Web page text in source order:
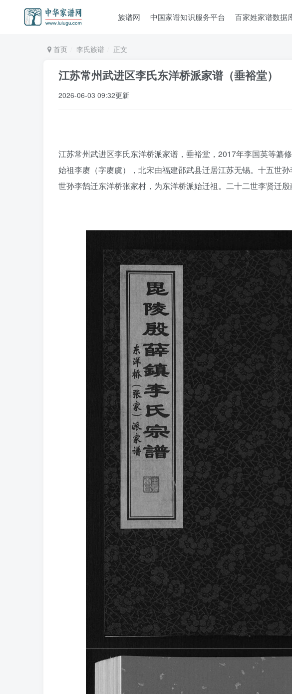
族谱网 中国家谱知识服务平台 百家姓家谱数据
首页 李氏族谱 正文
江苏常州武进区李氏东洋桥派家谱（垂裕堂）
2026-06-03 09:32更新
江苏常州武进区李氏东洋桥派家谱，垂裕堂，2017年李国英等纂修
始祖李赓（字赓虞），北宋由福建邵武县迁居江苏无锡。十五世
世孙李鹄迁东洋桥张家村，为东洋桥派始迁祖。二十二世李贤迁